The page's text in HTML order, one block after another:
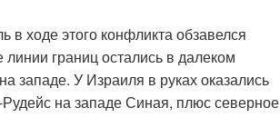
ходе этого конфликта обзавелся
границ остались в далеком
западе. У Израиля в руках оказались
на западе Синая, плюс северное